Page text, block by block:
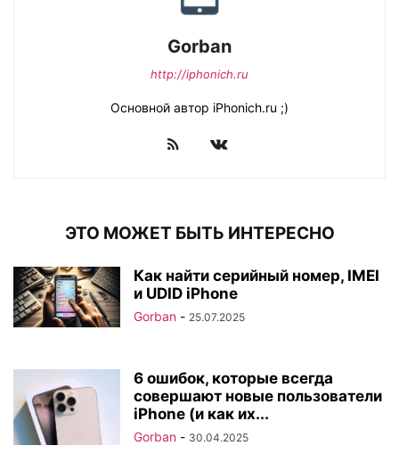
Gorban
http://iphonich.ru
Основной автор iPhonich.ru ;)
ЭТО МОЖЕТ БЫТЬ ИНТЕРЕСНО
Как найти серийный номер, IMEI
и UDID iPhone
Gorban - 25.07.2025
6 ошибок, которые всегда
совершают новые пользователи
iPhone (и как их...
Gorban - 30.04.2025